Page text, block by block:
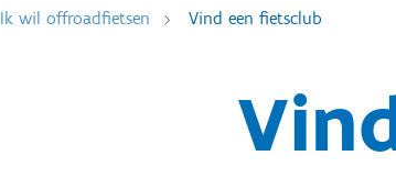
Ik wil offroadfietsen Vind een fietsclub